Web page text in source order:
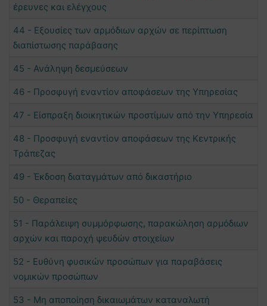
έρευνες και ελέγχους
44 - Εξουσίες των αρμόδιων αρχών σε περίπτωση
διαπίστωσης παράβασης
45 - Ανάληψη δεσμεύσεων
46 - Προσφυγή εναντίον αποφάσεων της Υπηρεσίας
47 - Είσπραξη διοικητικών προστίμων από την Υπηρεσία
48 - Προσφυγή εναντίον αποφάσεων της Κεντρικής
Τράπεζας
49 - Έκδοση διαταγμάτων από δικαστήριο
50 - Θεραπείες
51 - Παράλειψη συμμόρφωσης, παρακώληση αρμόδιων
αρχών και παροχή ψευδών στοιχείων
52 - Ευθύνη φυσικών προσώπων για παραβάσεις
νομικών προσώπων
53 - Μη αποποίηση δικαιωμάτων καταναλωτή